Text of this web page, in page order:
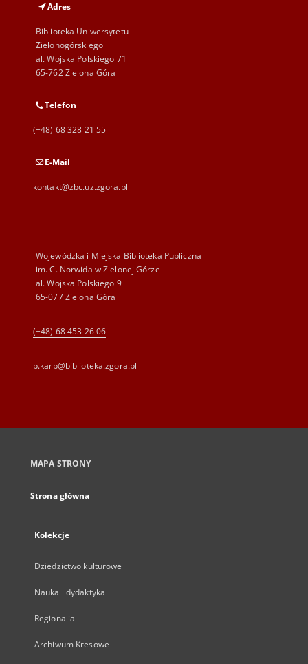
Adres
Biblioteka Uniwersytetu
Zielonogórskiego
al. Wojska Polskiego 71
65-762 Zielona Góra
Telefon
(+48) 68 328 21 55
E-Mail
kontakt@zbc.uz.zgora.pl
Wojewódzka i Miejska Biblioteka Publiczna
im. C. Norwida w Zielonej Górze
al. Wojska Polskiego 9
65-077 Zielona Góra
(+48) 68 453 26 06
p.karp@biblioteka.zgora.pl
MAPA STRONY
Strona główna
Kolekcje
Dziedzictwo kulturowe
Nauka i dydaktyka
Regionalia
Archiwum Kresowe